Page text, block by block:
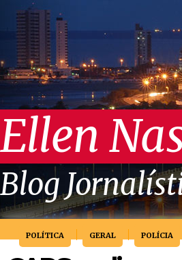
Ellen
Blog
POLÍTICA GERAL POLÍCIA